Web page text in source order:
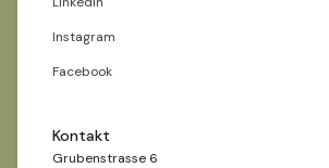
Instagram
Facebook
Kontakt
Grubenstrasse 6